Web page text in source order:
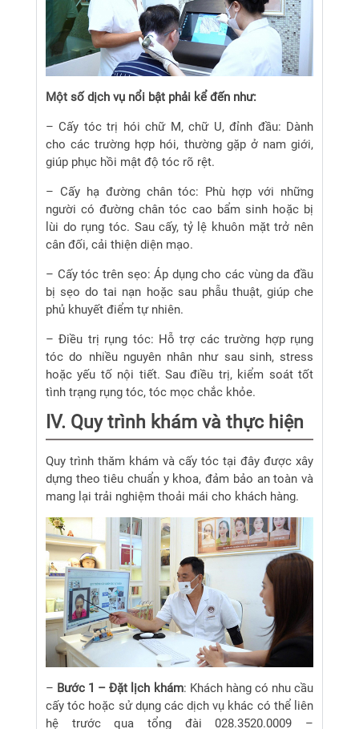
Một số dịch vụ nổi bật phải kể đến như:
– Cấy tóc trị hói chữ M, chữ U, đỉnh đầu: Dành
cho các trường hợp hói, thường gặp ở nam giới,
giúp phục hồi mật độ tóc rõ rệt.
– Cấy hạ đường chân tóc: Phù hợp với những
người có đường chân tóc cao bẩm sinh hoặc bị
lùi do rụng tóc. Sau cấy, tỷ lệ khuôn mặt trở nên
cân đối, cải thiện diện mạo.
– Cấy tóc trên sẹo: Áp dụng cho các vùng da đầu
bị sẹo do tai nạn hoặc sau phẫu thuật, giúp che
phủ khuyết điểm tự nhiên.
– Điều trị rụng tóc: Hỗ trợ các trường hợp rụng
tóc do nhiều nguyên nhân như sau sinh, stress
hoặc yếu tố nội tiết. Sau điều trị, kiểm soát tốt
tình trạng rụng tóc, tóc mọc chắc khỏe.
IV. Quy trình khám và thực hiện
Quy trình thăm khám và cấy tóc tại đây được xây
dựng theo tiêu chuẩn y khoa, đảm bảo an toàn và
mang lại trải nghiệm thoải mái cho khách hàng.
– Bước 1 – Đặt lịch khám: Khách hàng có nhu cầu
cấy tóc hoặc sử dụng các dịch vụ khác có thể liên
hệ trước qua tổng đài 028.3520.0009 –